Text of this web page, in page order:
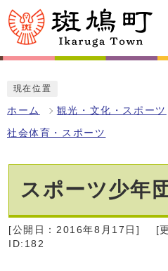
現在位置
ホーム 観光・文化・スポーツ
社会体育・スポーツ
スポーツ少年団
[公開日：2016年8月17日]
[
ID:182